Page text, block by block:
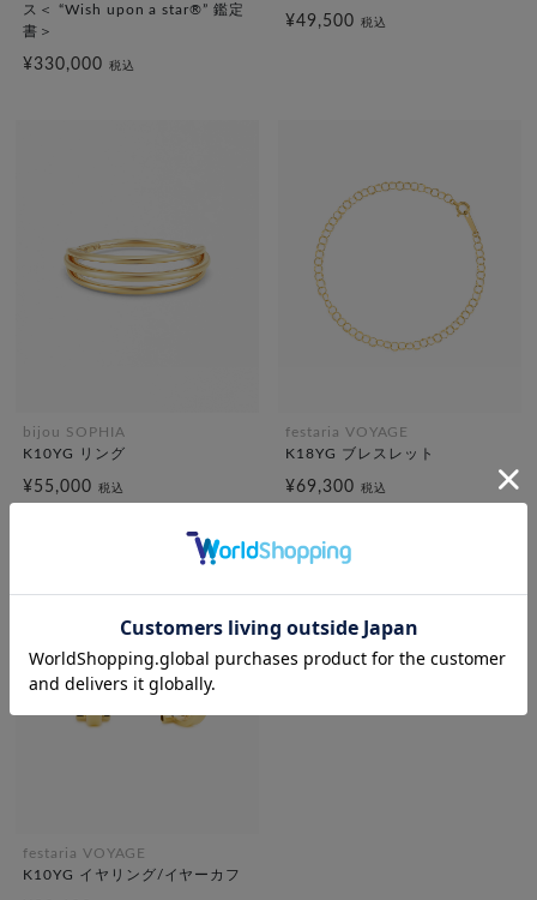
ス＜ “Wish upon a star®” 鑑定
書＞
¥330,000 税込
¥49,500 税込
bijou SOPHIA
K10YG リング
¥55,000 税込
festaria VOYAGE
K18YG ブレスレット
¥69,300 税込
festaria VOYAGE
K10YG イヤリング/イヤーカフ